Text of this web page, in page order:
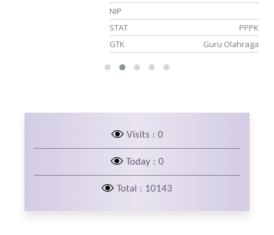
NIP
STAT
PPPK
GTK
Guru Olahraga
Visits : 0
Today : 0
Total : 10143